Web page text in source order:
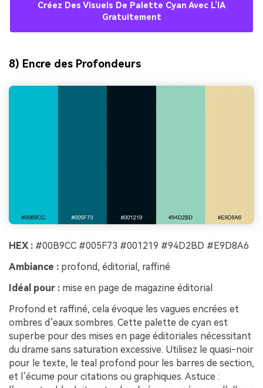
Créez Des Visuels De Palette Cyan Avec L’IA
Gratuitement
8) Encre des Profondeurs
HEX : #00B9CC #005F73 #001219 #94D2BD #E9D8A6
Ambiance : profond, éditorial, raffiné
Idéal pour : mise en page de magazine éditorial
Profond et raffiné, cela évoque les vagues encrées et
ombres d’eaux sombres. Cette palette de cyan est
superbe pour des mises en page éditoriales nécessitant
du drame sans saturation excessive. Utilisez le quasi-noir
pour le texte, le teal profond pour les barres de section,
et l’écume pour citations ou graphiques. Astuce :